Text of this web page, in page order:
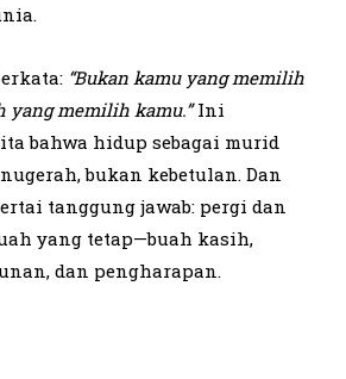
“Bukan kamu yang memilih
yang memilih kamu.”Ini
bahwa hidup sebagai murid
bukan kebetulan. Dan
tanggung jawab: pergi dan
yang tetap—buah kasih,
dan pengharapan.